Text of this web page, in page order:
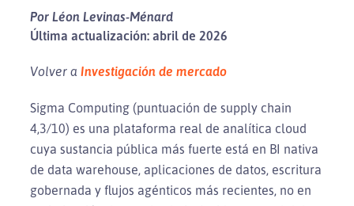
Por Léon Levinas-Ménard
Última actualización: abril de 2026
Volver a Investigación de mercado
Sigma Computing (puntuación de supply chain
4,3/10) es una plataforma real de analítica cloud
cuya sustancia pública más fuerte está en BI nativa
de data warehouse, aplicaciones de datos, escritura
gobernada y flujos agénticos más recientes, no en